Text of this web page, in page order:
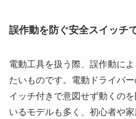
誤作動を防ぐ安全スイッチ
電動工具を扱う際、誤作動に
たいものです。電動ドライバ
イッチ付きで意図せず動くの
いるモデルも多く、初心者や